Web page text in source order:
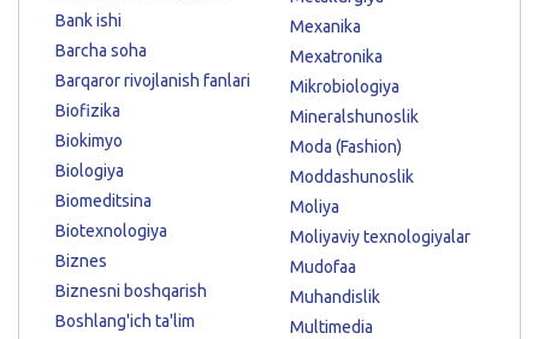
Bank ishi
Barcha soha
Barqaror rivojlanish fanlari
Biofizika
Biokimyo
Biologiya
Biomeditsina
Biotexnologiya
Biznes
Biznesni boshqarish
Boshlang'ich ta'lim
Mexanika
Mexatronika
Mikrobiologiya
Mineralshunoslik
Moda (Fashion)
Moddashunoslik
Moliya
Moliyaviy texnologiyalar
Mudofaa
Muhandislik
Multimedia